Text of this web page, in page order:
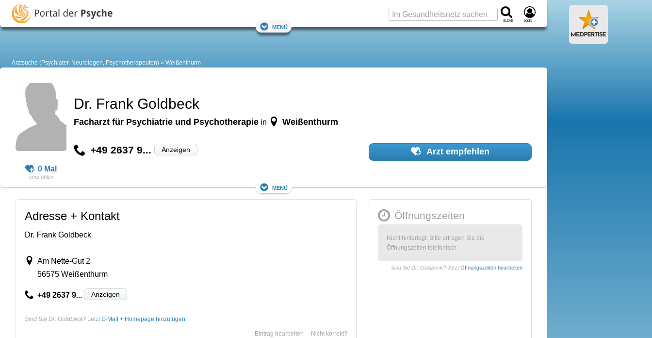
Suche Login
Menü
Arztsuche (Psychiater, Neurologen, Psychotherapeuten) Weißenthurm
0 Mal
Dr. Frank Goldbeck
Facharzt für Psychiatrie und Psychotherapie in Weißenthurm
+49 2637 9... Anzeigen Arzt empfehlen
Menü
Adresse + Kontakt
Dr. Frank Goldbeck
Am Nette-Gut 2
56575 Weißenthurm
+49 2637 9... Anzeigen
Sind Sie Dr. Goldbeck? Jetzt E-Mail + Homepage hinzufügen
Nicht korrekt?
Eintrag bearbeiten
Öffnungszeiten
Nicht hinterlegt. Bitte erfragen Sie die
Öffnungszeiten telefonisch.
Sind Sie Dr. Goldbeck? Jetzt Öffnungszeiten bearbeiten